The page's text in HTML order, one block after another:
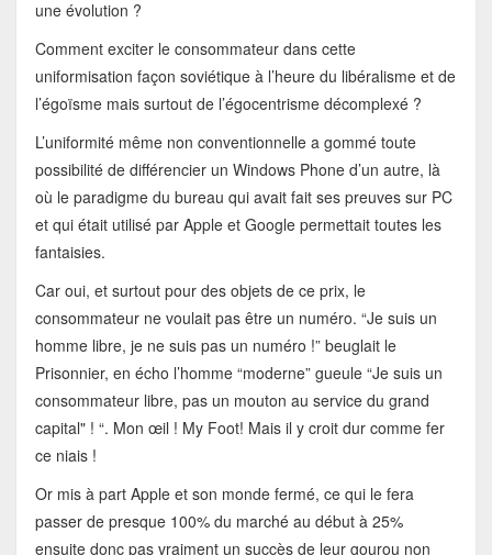
une évolution ?
Comment exciter le consommateur dans cette
uniformisation façon soviétique à l’heure du libéralisme et de
l’égoïsme mais surtout de l’égocentrisme décomplexé ?
L’uniformité même non conventionnelle a gommé toute
possibilité de différencier un Windows Phone d’un autre, là
où le paradigme du bureau qui avait fait ses preuves sur PC
et qui était utilisé par Apple et Google permettait toutes les
fantaisies.
Car oui, et surtout pour des objets de ce prix, le
consommateur ne voulait pas être un numéro. “Je suis un
homme libre, je ne suis pas un numéro !” beuglait le
Prisonnier, en écho l’homme “moderne” gueule “Je suis un
consommateur libre, pas un mouton au service du grand
capital" ! “. Mon œil ! My Foot! Mais il y croit dur comme fer
ce niais !
Or mis à part Apple et son monde fermé, ce qui le fera
passer de presque 100% du marché au début à 25%
ensuite donc pas vraiment un succès de leur gourou non